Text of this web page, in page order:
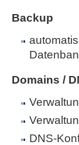
Backup
Domains /
DNS-